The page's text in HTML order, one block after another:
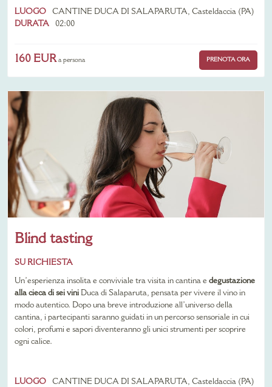
LUOGO
CANTINE DUCA DI SALAPARUTA, Casteldaccia (PA)
DURATA
02:00
160 EURa persona PRENOTA ORA
Blind tasting
SU RICHIESTA
Un’esperienza insolita e conviviale tra visita in cantina e degustazione
alla cieca di sei viniDuca di Salaparuta, pensata per vivere il vino in
modo autentico. Dopo una breve introduzione all’universo della
cantina, i partecipanti saranno guidati in un percorso sensoriale in cui
colori, profumi e sapori diventeranno gli unici strumenti per scoprire
ogni calice.
LUOGO
CANTINE DUCA DI SALAPARUTA, Casteldaccia (PA)